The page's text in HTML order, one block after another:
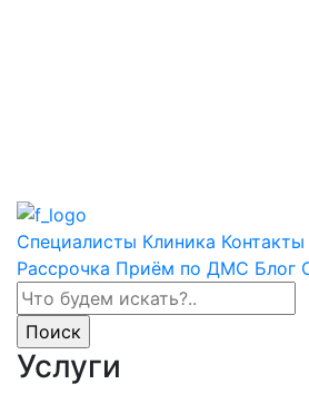
Специалисты Клиника Контакты
Рассрочка Приём по ДМС Блог
Услуги